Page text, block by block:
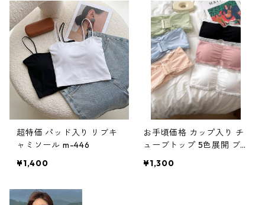
超特価 パッド入り リブキ
ャミソール m-446
¥1,400
お手頃価格 カップ入り チ
ューブトップ 5色展開 ブ
¥1,300